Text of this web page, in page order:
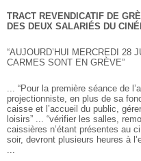
TRACT REVENDICATIF DE
DES DEUX SALARIÉS DU
“AUJOURD’HUI MERCREDI 28
CARMES SONT EN GRÈVE”
... “Pour la première séance de
projectionniste, en plus de sa
caisse et l’accueil du public,
loisirs” ... “vérifier les salles,
caissières n’étant présentes au
soir, devront plusieurs heures à